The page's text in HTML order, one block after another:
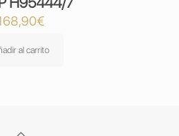
€
al carrito